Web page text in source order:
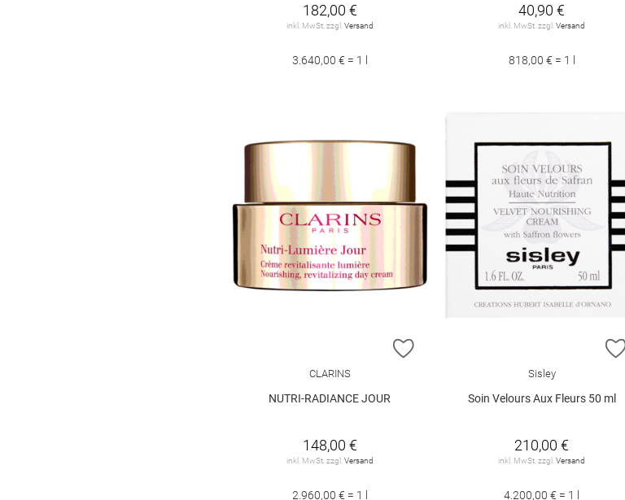
182,00 €
inkl. MwSt. zzgl. Versand
3.640,00 € = 1 l
40,90 €
inkl. MwSt. zzgl.Versand
818,00 € = 1 l
ZUR WUNSCHLISTE HINZUFÜGEN
CLARINS
NUTRI-RADIANCE JOUR
148,00 €
inkl. MwSt. zzgl. Versand
2.960,00 € = 1 l
Sisley
Soin Velours Aux Fleurs 50 ml
210,00 €
inkl. MwSt. zzgl.Versand
4.200,00 € = 1 l